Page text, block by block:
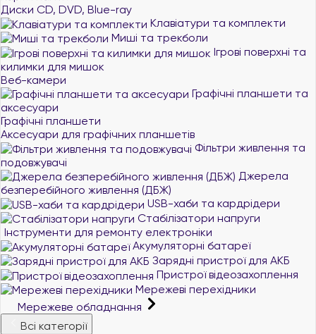
Диски CD, DVD, Blue-ray
Клавіатури та комплекти
Миші та трекболи
Ігрові поверхні та
килимки для мишок
Веб-камери
Графічні планшети та
аксесуари
Графічні планшети
Аксесуари для графічних планшетів
Фільтри живлення та
подовжувачі
Джерела
безперебійного живлення (ДБЖ)
USB-хаби та кардрідери
Стабілізатори напруги
Інструменти для ремонту електроніки
Акумуляторні батареї
Зарядні пристрої для АКБ
Пристрої відеозахоплення
Мережеві перехідники
Мережеве обладнання
Всі категорії